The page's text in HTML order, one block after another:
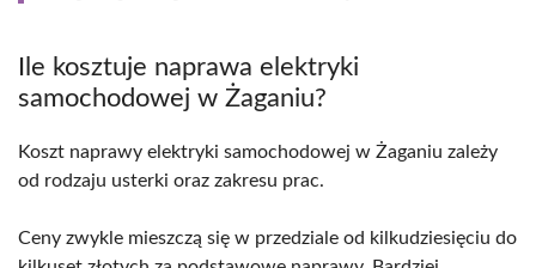
Ile kosztuje naprawa elektryki
samochodowej w Żaganiu?
Koszt naprawy elektryki samochodowej w Żaganiu zależy
od rodzaju usterki oraz zakresu prac.
Ceny zwykle mieszczą się w przedziale od kilkudziesięciu do